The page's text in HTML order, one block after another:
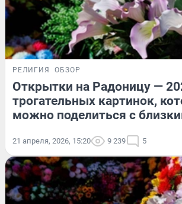
РЕЛИГИЯ ОБЗОР
Открытки на Радоницу —
трогательных картинок,
можно поделиться с
21 апреля, 2026, 15:20 9 239 5